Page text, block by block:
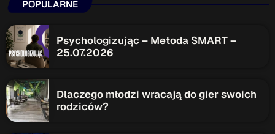
POPULARNE
Psychologizując – Metoda SMART –
25.07.2026
Dlaczego młodzi wracają do gier swoich
rodziców?